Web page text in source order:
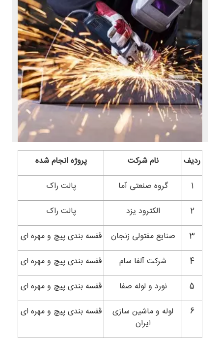
پروژه انجام شده نام شرکت
ردیف
پالت راک
گروه صنعتی آما
1
پالت راک
الکترود یزد
2
قفسه بندی پیچ و مهره ای
صنایع مفتولی زنجان
3
قفسه بندی پیچ و مهره ای
شرکت آلفا سام
4
قفسه بندی پیچ و مهره ای
نورد و لوله صفا
5
قفسه بندی پیچ و مهره ای
لوله و ماشین سازی
ایران
6